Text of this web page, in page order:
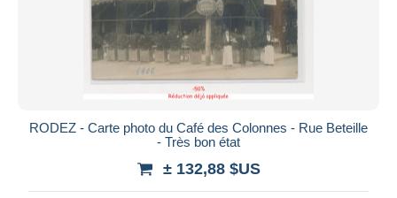
RODEZ - Carte photo du Café des Colonnes - Rue Beteille
- Très bon état
± 132,88 $US